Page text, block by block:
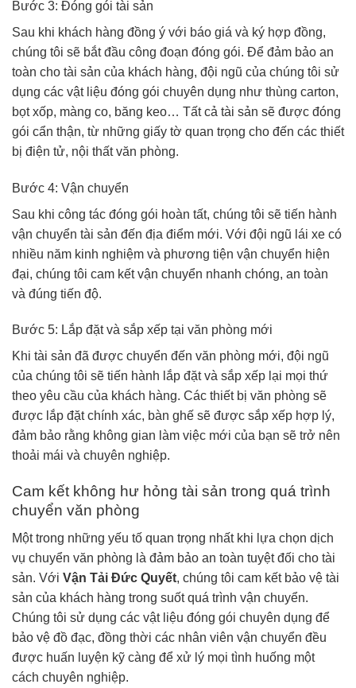
Bước 3: Đóng gói tài sản
Sau khi khách hàng đồng ý với báo giá và ký hợp đồng,
chúng tôi sẽ bắt đầu công đoạn đóng gói. Để đảm bảo an
toàn cho tài sản của khách hàng, đội ngũ của chúng tôi sử
dụng các vật liệu đóng gói chuyên dụng như thùng carton,
bọt xốp, màng co, băng keo… Tất cả tài sản sẽ được đóng
gói cẩn thận, từ những giấy tờ quan trọng cho đến các thiết
bị điện tử, nội thất văn phòng.
Bước 4: Vận chuyển
Sau khi công tác đóng gói hoàn tất, chúng tôi sẽ tiến hành
vận chuyển tài sản đến địa điểm mới. Với đội ngũ lái xe có
nhiều năm kinh nghiệm và phương tiện vận chuyển hiện
đại, chúng tôi cam kết vận chuyển nhanh chóng, an toàn
và đúng tiến độ.
Bước 5: Lắp đặt và sắp xếp tại văn phòng mới
Khi tài sản đã được chuyển đến văn phòng mới, đội ngũ
của chúng tôi sẽ tiến hành lắp đặt và sắp xếp lại mọi thứ
theo yêu cầu của khách hàng. Các thiết bị văn phòng sẽ
được lắp đặt chính xác, bàn ghế sẽ được sắp xếp hợp lý,
đảm bảo rằng không gian làm việc mới của bạn sẽ trở nên
thoải mái và chuyên nghiệp.
Cam kết không hư hỏng tài sản trong quá trình
chuyển văn phòng
Một trong những yếu tố quan trọng nhất khi lựa chọn dịch
vụ chuyển văn phòng là đảm bảo an toàn tuyệt đối cho tài
sản. Với Vận Tải Đức Quyết, chúng tôi cam kết bảo vệ tài
sản của khách hàng trong suốt quá trình vận chuyển.
Chúng tôi sử dụng các vật liệu đóng gói chuyên dụng để
bảo vệ đồ đạc, đồng thời các nhân viên vận chuyển đều
được huấn luyện kỹ càng để xử lý mọi tình huống một
cách chuyên nghiệp.